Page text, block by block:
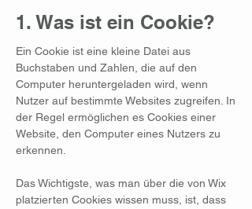
1. Was ist ein Cookie?
Ein Cookie ist eine kleine Datei aus
Buchstaben und Zahlen, die auf den
Computer heruntergeladen wird, wenn
Nutzer auf bestimmte Websites zugreifen. In
der Regel ermöglichen es Cookies einer
Website, den Computer eines Nutzers zu
erkennen.
Das Wichtigste, was man über die von Wix
platzierten Cookies wissen muss, ist, dass